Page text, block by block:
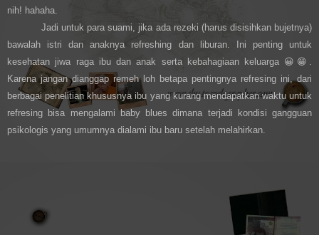
nih! hahaha.
Jadi untuk para suami, jika ada rezeki (harus disisihkan bujetnya)
bawalah istri dan anaknya refreshing dan liburan. Ini penting untuk
kesehatan jiwa raga ibu dan anak serta kebahagiaan keluarga 😀😁 .
Karena jangan dianggap remeh loh betapa pentingnya refresing ini, dari
berbagai penelitian khususnya ibu yang kurang mendapatkan waktu untuk
refresing bisa mengalami baby blues dimana terjadi kondisi gangguan
psikologis yang umumnya dialami ibu baru setelah melahirkan.